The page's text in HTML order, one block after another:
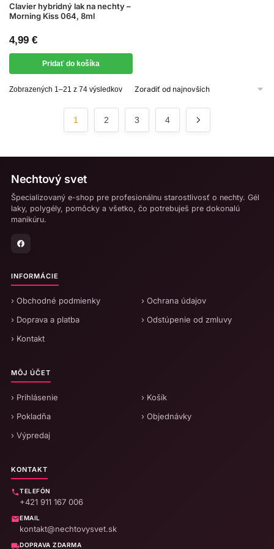
Clavier hybridný lak na nechty –
Morning Kiss 064, 8ml
4,99 €
Pridať do košíka
Zobrazených 1–21 z 74 výsledkovZoradené
1 2 3 4
Nechtový svet
Špecializovaný e-shop pre profesionálnu starostlivosť o nechty. Gél
laky, polygély, pomôcky a všetko, čo potrebuješ pre dokonalú
manikúru.
INFORMÁCIE
› Obchodné podmienky
› Ochrana údajov
› Doprava a platba
› Odstúpenie od zmluvy
› Kontakt
MÔJ ÚČET
› Prihlásenie
› Košík
› Pokladňa
› Objednávky
› Výpredaj
KONTAKT
TELEFÓN
+421 911 167 006
EMAIL
kontakt@nechtovysvet.sk
DOPRAVA ZDARMA